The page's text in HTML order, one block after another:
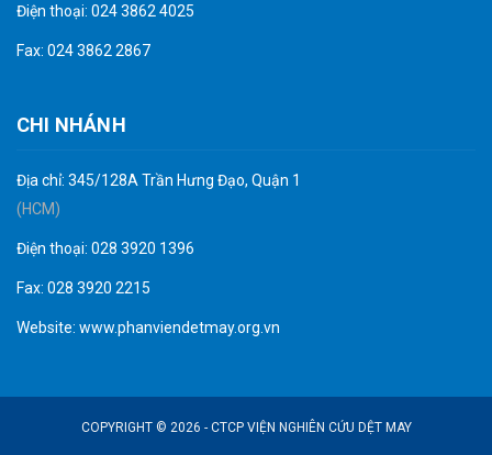
Điện thoại: 024 3862 4025
Fax: 024 3862 2867
CHI NHÁNH
Địa chỉ: 345/128A Trần Hưng Đạo, Quận 1
(HCM)
Điện thoại: 028 3920 1396
Fax: 028 3920 2215
Website: www.phanviendetmay.org.vn
COPYRIGHT © 2026 - CTCP VIỆN NGHIÊN CỨU DỆT MAY